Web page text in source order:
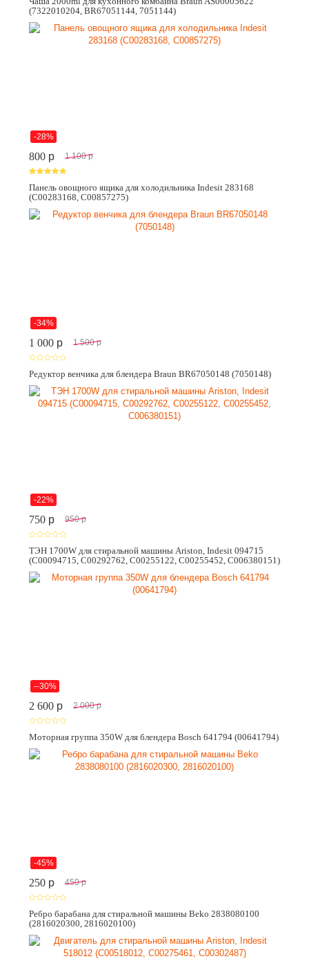
(7322010204, BR67051144, 7051144)
-28%
800 p 1 100 p
Панель овощного ящика для холодильника Indesit 283168
(C00283168, C00857275)
-34%
1 000 p 1 500 p
Редуктор венчика для блендера Braun BR67050148 (7050148)
-22%
750 p 950 p
ТЭН 1700W для стиральной машины Ariston, Indesit 094715
(C00094715, C00292762, C00255122, C00255452, C006380151)
--30%
2 600 p 2 000 p
Моторная группа 350W для блендера Bosch 641794 (00641794)
-45%
250 p 450 p
Ребро барабана для стиральной машины Beko 2838080100
(2816020300, 2816020100)